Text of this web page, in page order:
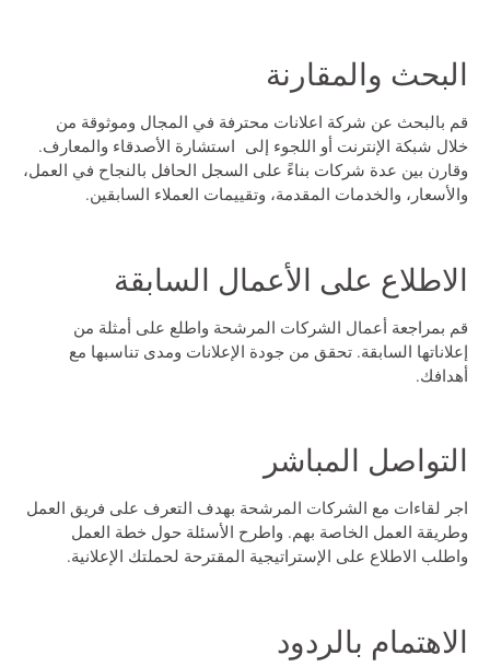
البحث والمقارنة
قم بالبحث عن شركة اعلانات محترفة في المجال وموثوقة من
خلال شبكة الإنترنت أو اللجوء إلى استشارة الأصدقاء والمعارف.
وقارن بين عدة شركات بناءً على السجل الحافل بالنجاح في العمل،
والأسعار، والخدمات المقدمة، وتقييمات العملاء السابقين.
الاطلاع على الأعمال السابقة
قم بمراجعة أعمال الشركات المرشحة واطلع على أمثلة من
إعلاناتها السابقة. تحقق من جودة الإعلانات ومدى تناسبها مع
أهدافك.
التواصل المباشر
اجر لقاءات مع الشركات المرشحة بهدف التعرف على فريق العمل
وطريقة العمل الخاصة بهم. واطرح الأسئلة حول خطة العمل
واطلب الاطلاع على الإستراتيجية المقترحة لحملتك الإعلانية.
الاهتمام بالردود